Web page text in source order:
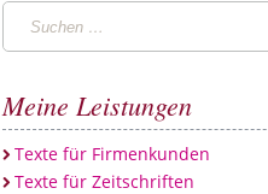
Suchen
…
Meine Leistungen
Texte für Firmenkunden
Texte für Zeitschriften